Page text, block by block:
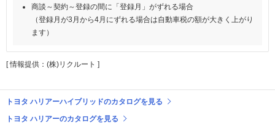
商談～契約～登録の間に「登録月」がずれる場合
（登録月が3月から4月にずれる場合は自動車税の額が大きく上がり
ます）
[ 情報提供：(株)リクルート ]
トヨタ ハリアーハイブリッドのカタログを見る
トヨタ ハリアーのカタログを見る